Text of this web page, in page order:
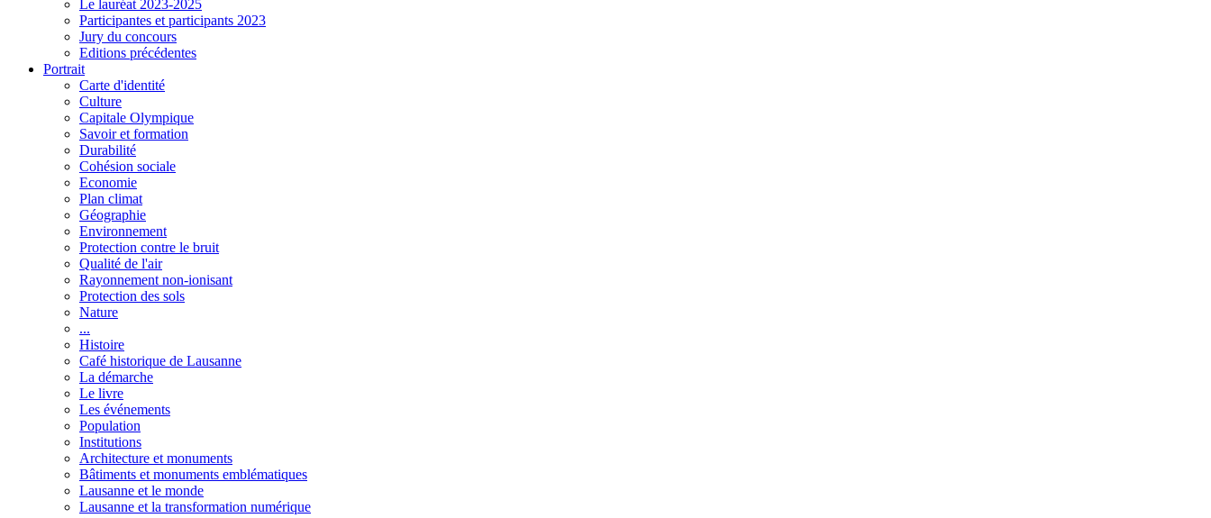
Le lauréat 2023-2025
Participantes et participants 2023
Jury du concours
Editions précédentes
Portrait
Carte d'identité
Culture
Capitale Olympique
Savoir et formation
Durabilité
Cohésion sociale
Economie
Plan climat
Géographie
Environnement
Protection contre le bruit
Qualité de l'air
Rayonnement non-ionisant
Protection des sols
Nature
...
Histoire
Café historique de Lausanne
La démarche
Le livre
Les événements
Population
Institutions
Architecture et monuments
Bâtiments et monuments emblématiques
Lausanne et le monde
Lausanne et la transformation numérique